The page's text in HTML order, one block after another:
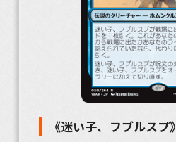
《迷い子、フブルスプ》